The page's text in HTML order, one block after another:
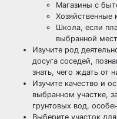
Магазины с
Хозяйственные
Школа, если
выбранной
Изучите род
досуга соседей,
знать, чего ждать от
Изучите качество и
выбранном участке,
грунтовых вод,
Выберите участок